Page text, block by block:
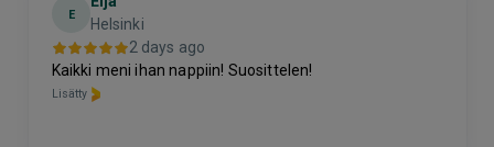
E
Helsinki
2 days ago
Kaikki meni ihan nappiin! Suosittelen!
Lisätty